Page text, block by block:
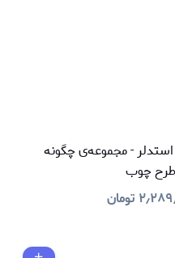
- مجموعه‌ی چگونه
طرح چوب
تومان